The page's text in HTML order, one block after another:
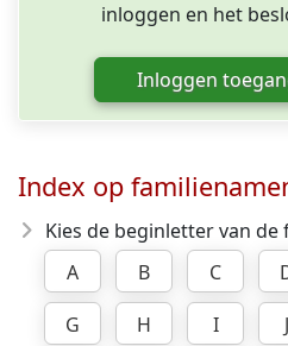
inloggen en het
Inloggen
Index op
Kies de beginletter van
A
B C
G
H I J